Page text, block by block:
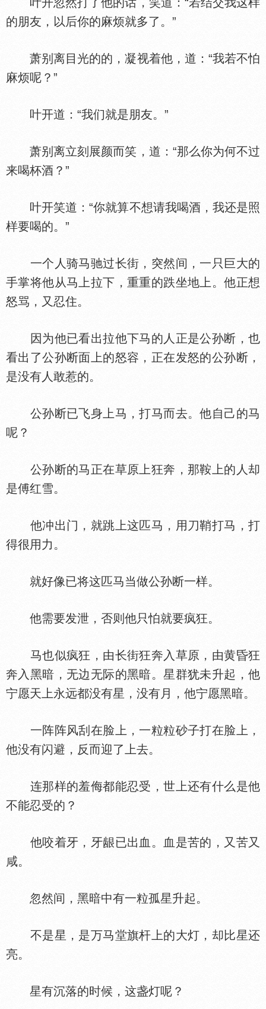
的朋友，以后你的麻烦就多了。”
萧别离目光的的，凝视着他，道：“我若不怕
麻烦呢？”
叶开道：“我们就是朋友。”
萧别离立刻展颜而笑，道：“那么你为何不过
来喝杯酒？”
叶开笑道：“你就算不想请我喝酒，我还是照
样要喝的。”
一个人骑马驰过长街，突然间，一只巨大的
手掌将他从马上拉下，重重的跌坐地上。他正想
怒骂，又忍住。
因为他已看出拉他下马的人正是公孙断，也
看出了公孙断面上的怒容，正在发怒的公孙断，
是没有人敢惹的。
公孙断已飞身上马，打马而去。他自己的马
呢？
公孙断的马正在草原上狂奔，那鞍上的人却
是傅红雪。
他冲出门，就跳上这匹马，用刀鞘打马，打
得很用力。
就好像已将这匹马当做公孙断一样。
他需要发泄，否则他只怕就要疯狂。
马也似疯狂，由长街狂奔入草原，由黄昏狂
奔入黑暗，无边无际的黑暗。星群犹未升起，他
宁愿天上永远都没有星，没有月，他宁愿黑暗。
一阵阵风刮在脸上，一粒粒砂子打在脸上，
他没有闪避，反而迎了上去。
连那样的羞侮都能忍受，世上还有什么是他
不能忍受的？
他咬着牙，牙龈已出血。血是苦的，又苦又
咸。
忽然间，黑暗中有一粒孤星升起。
不是星，是万马堂旗杆上的大灯，却比星还
亮。
星有沉落的时候，这盏灯呢？